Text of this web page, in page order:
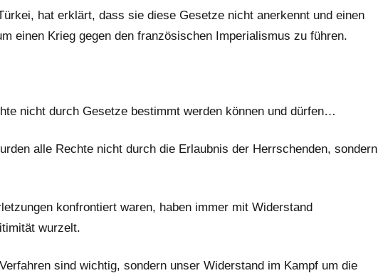
hat erklärt, dass sie diese Gesetze nicht anerkennt und einen
einen Krieg gegen den französischen Imperialismus zu führen.
nicht durch Gesetze bestimmt werden können und dürfen…
alle Rechte nicht durch die Erlaubnis der Herrschenden, sondern
konfrontiert waren, haben immer mit Widerstand
wurzelt.
sind wichtig, sondern unser Widerstand im Kampf um die